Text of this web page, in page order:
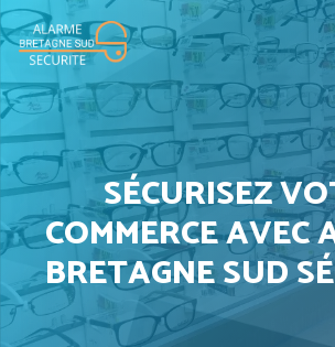
SÉCURISEZ
COMMERCE AVEC
BRETAGNE SUD